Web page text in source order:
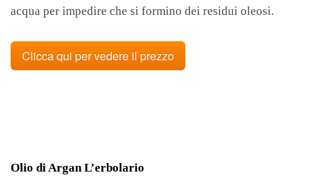
acqua per impedire che si formino dei residui oleosi.
Clicca qui per vedere il prezzo
Olio di Argan L’erbolario